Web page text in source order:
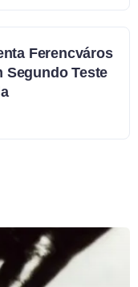
Ferencváros
Segundo Teste